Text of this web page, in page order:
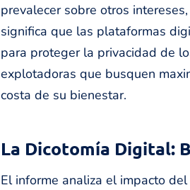
prevalecer sobre otros
significa que las plataformas
para proteger la privacidad de
explotadoras que busquen
costa de su bienestar.
La Dicotomía Digital:
El informe analiza el impacto